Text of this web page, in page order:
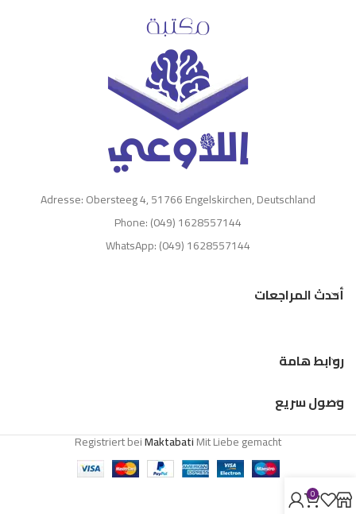
Adresse: Obersteeg 4, 51766 Engelskirchen, Deutschland
Phone: (049) 1628557144
WhatsApp: (049) 1628557144
أحدث المراجعات
روابط هامة
وصول سريع
Registriert beiMaktabatiMit Liebe gemacht
0